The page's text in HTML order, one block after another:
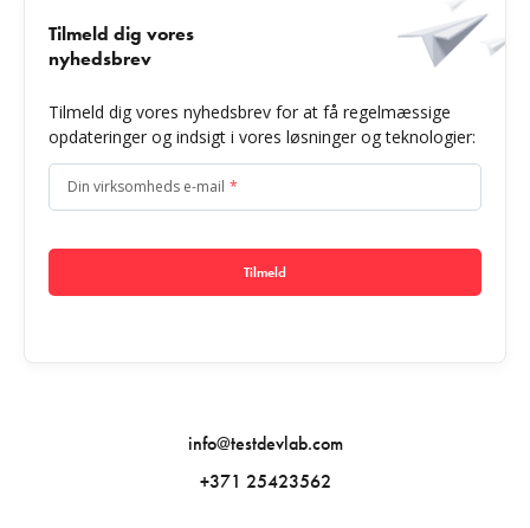
info@testdevlab.com
+371 25423562
Tilmeld dig vores
nyhedsbrev
Tilmeld dig vores nyhedsbrev for at få regelmæssige
opdateringer og indsigt i vores løsninger og teknologier:
Din virksomheds e-mail *
Tilmeld